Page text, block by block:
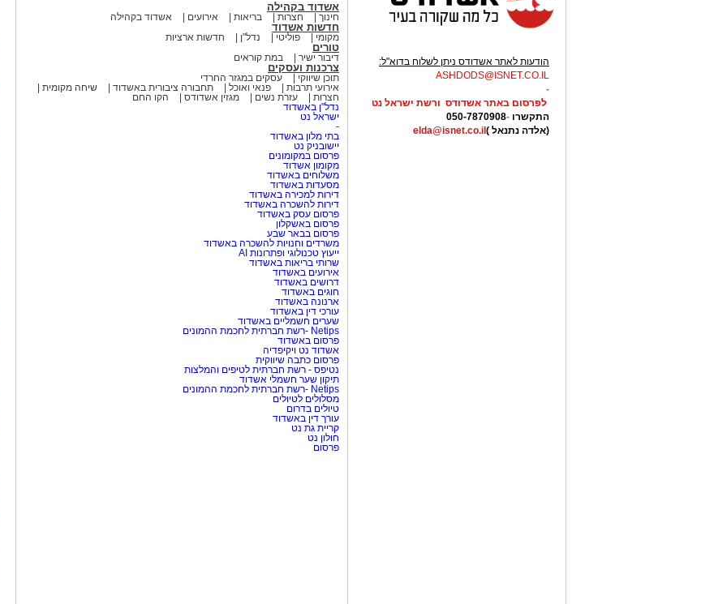
לוז תיגבור דן בדרום
מעוניינים להגיב? לדווח ? צרו איתנו קשר במייל - ASHDODS@ISNET.CO.IL
הודעות לאתר אשדודס ניתן לשלוח בדוא"ל:
ASHDODS@ISNET.CO.IL
-
לפרסום באתר אשדודס ורשת ישראל נט
התקשרו -
050-7870908
(אלדה נתנאל )elda@isnet.co.il
אשדוד בקהילה
חינוך חצרות בריאות אירועים אשדוד בקהילה
חדשות אשדוד
מקומי פוליטי נדל"ן חדשות ארציות
טורים
דיבור ישיר במת קוראים
צרכנות ועסקים
תוכן שיווקי
עסקים במגזר החרדי
אירועי תרבות
פנאי ואוכל תחבורה ציבורית באשדוד
שיחה מקומית
חצרות
עזרת נשים מגזין אשדודס
הקו החם
נדל"ן באשדוד
ישראל נט
-
בתי מלון באשדוד
יישובניק נט
פרסום במקומונים
מקומון אשדוד
משלוחים באשדוד
מסעדות באשדוד
דירות למכירה באשדוד
דירות להשכרה באשדוד
פרסום עסק באשדוד
פרסום באשקלון
פרסום בבאר שבע
משרדים וחנויות להשכרה באשדוד
ייעוץ טכנולוגי ופתרונות AI
שרותי בריאות באשדוד
אירועים באשדוד
דרושים באשדוד
חוגים באשדוד
ארנונה באשדוד
עורכי דין באשדוד
שערים חשמליים באשדוד
Netips -רשת חברתית לחכמת ההמונים
פרסום באשדוד
אשדוד נט ויקיפדיה
פרסום כתבה שיווקית
נטיפס - רשת חברתית לטיפים והמלצות
תיקון שער חשמלי אשדוד
Netips -רשת חברתית לחכמת ההמונים
מסלולים לטיולים
טיולים בדרום
עורך דין באשדוד
קריית גת נט
חולון נט
פרסום